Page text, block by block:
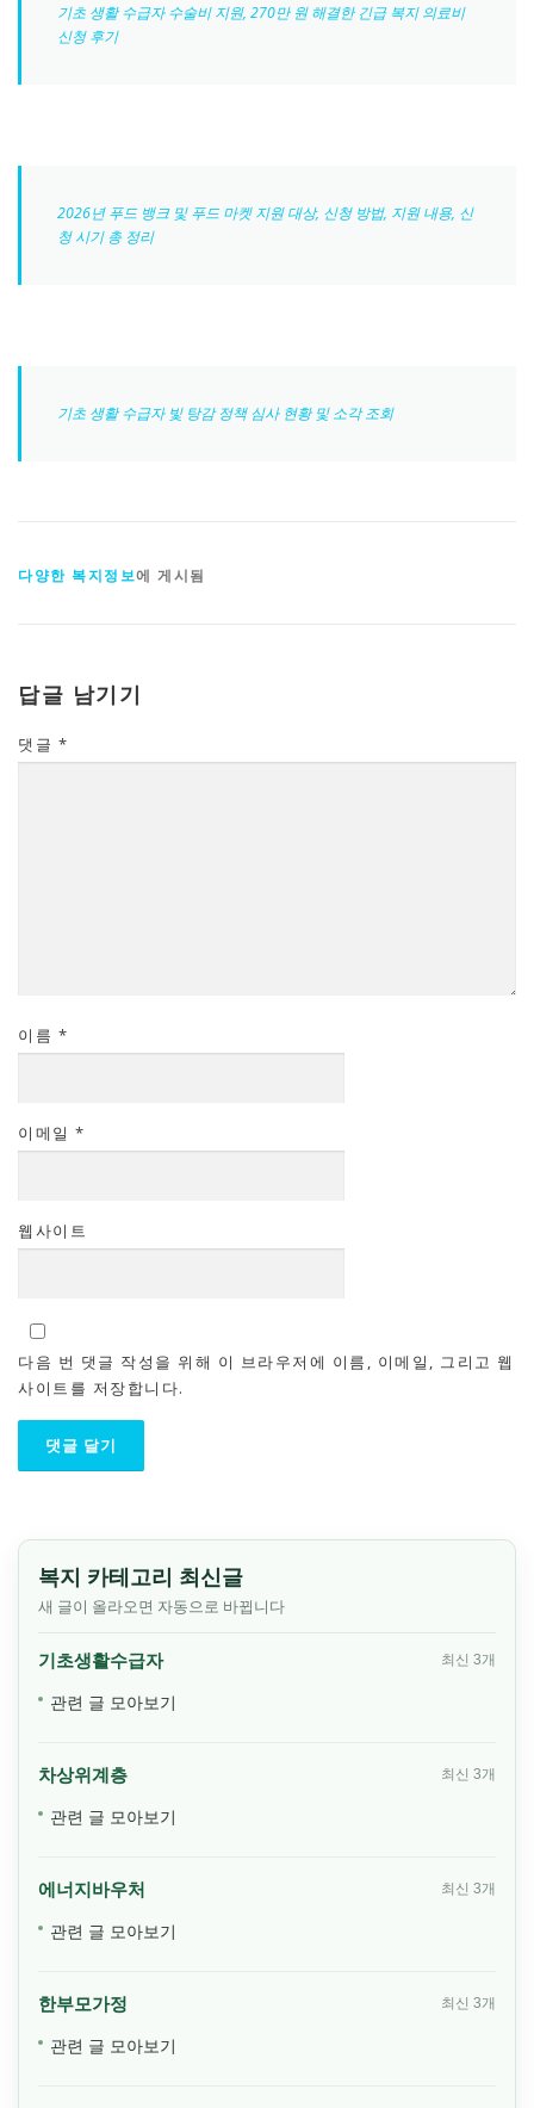
기초 생활 수급자 수술비 지원, 270만 원 해결한 긴급 복지 의료비
신청 후기
2026년 푸드 뱅크 및 푸드 마켓 지원 대상, 신청 방법, 지원 내용, 신
청 시기 총 정리
기초 생활 수급자 빛 탕감 정책 심사 현황 및 소각 조회
다양한 복지정보에 게시됨
답글 남기기
댓글 *
이름 *
이메일 *
웹사이트
다음 번 댓글 작성을 위해 이 브라우저에 이름, 이메일, 그리고 웹
사이트를 저장합니다.
복지 카테고리 최신글
새 글이 올라오면 자동으로 바뀝니다
기초생활수급자 최신 3개
관련 글 모아보기
차상위계층 최신 3개
관련 글 모아보기
에너지바우처 최신 3개
관련 글 모아보기
한부모가정 최신 3개
관련 글 모아보기